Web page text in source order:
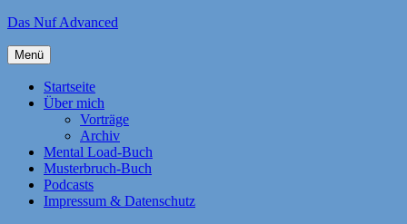
Zum
springen
Das Nuf Advanced
Menü
Startseite
Über mich
Vorträge
Archiv
Mental Load-Buch
Musterbruch-Buch
Podcasts
Impressum & Datenschutz